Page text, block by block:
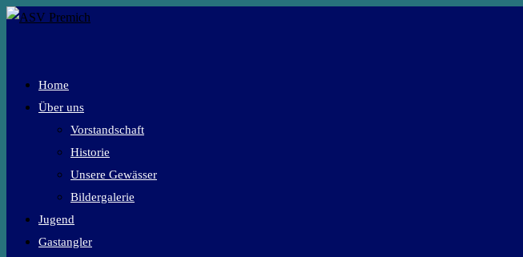
Home
Über uns
Vorstandschaft
Historie
Unsere Gewässer
Bildergalerie
Jugend
Gastangler